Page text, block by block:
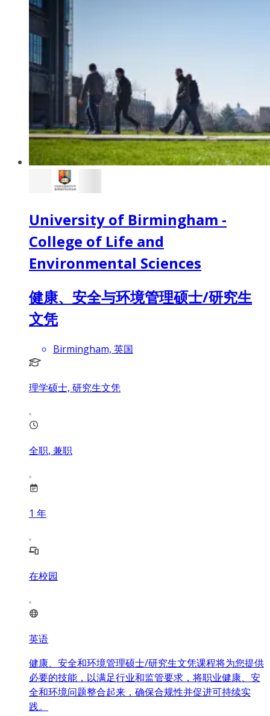
University of Birmingham -
College of Life and
Environmental Sciences
健康、安全与环境管理硕士/研究生
文凭
Birmingham, 英国
理学硕士, 研究生文凭
全职, 兼职
1 年
在校园
英语
健康、安全和环境管理硕士/研究生文凭课程将为您提供
必要的技能，以满足行业和监管要求，将职业健康、安
全和环境问题整合起来，确保合规性并促进可持续实
践。